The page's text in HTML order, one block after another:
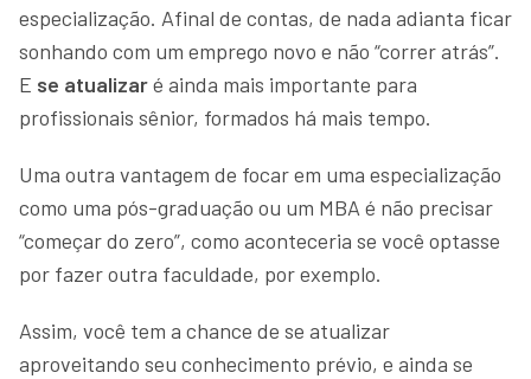
especialização. Afinal de contas, de nada adianta ficar
sonhando com um emprego novo e não “correr atrás”.
E se atualizaré ainda mais importante para
profissionais sênior, formados há mais tempo.
Uma outra vantagem de focar em uma especialização
como uma pós-graduação ou um MBA é não precisar
“começar do zero”, como aconteceria se você optasse
por fazer outra faculdade, por exemplo.
Assim, você tem a chance de se atualizar
aproveitando seu conhecimento prévio, e ainda se